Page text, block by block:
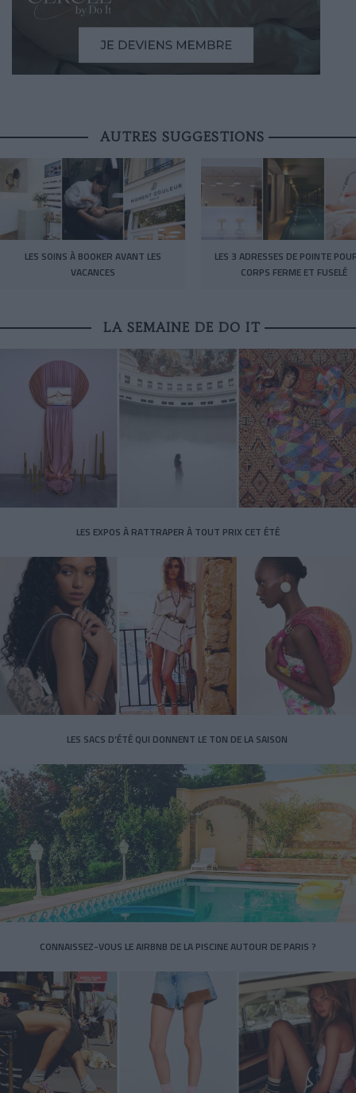
AUTRES SUGGESTIONS
LES SOINS À BOOKER AVANT LES
VACANCES
LES 3 ADRESSES DE POINTE
CORPS FERME ET FUSELÉ
LA SEMAINE DE DO IT
LES EXPOS À RATTRAPER À TOUT PRIX CET ÉTÉ
LES SACS D’ÉTÉ QUI DONNENT LE TON DE LA SAISON
CONNAISSEZ-VOUS LE AIRBNB DE LA PISCINE AUTOUR DE PARIS ?